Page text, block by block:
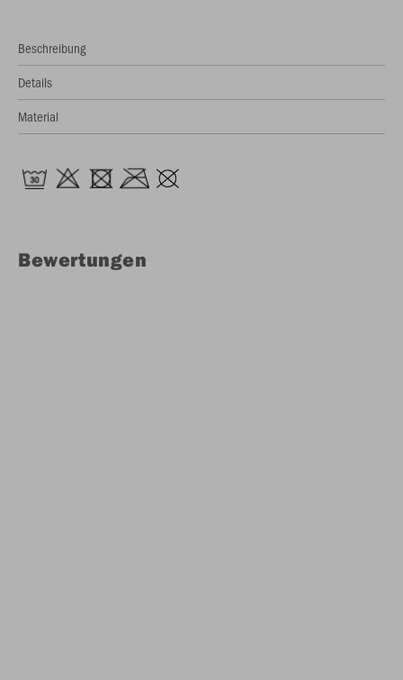
Beschreibung
Details
Material
Bewertungen